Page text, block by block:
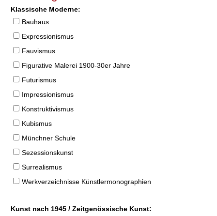
Klassische Moderne:
Bauhaus
Expressionismus
Fauvismus
Figurative Malerei 1900-30er Jahre
Futurismus
Impressionismus
Konstruktivismus
Kubismus
Münchner Schule
Sezessionskunst
Surrealismus
Werkverzeichnisse Künstlermonographien
Kunst nach 1945 / Zeitgenössische Kunst: